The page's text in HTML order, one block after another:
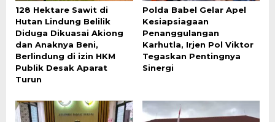
128 Hektare Sawit di
Hutan Lindung Belilik
Diduga Dikuasai Akiong
dan Anaknya Beni,
Berlindung di izin HKM
Publik Desak Aparat
Turun
Polda Babel Gelar Apel
Kesiapsiagaan
Penanggulangan
Karhutla, Irjen Pol Viktor
Tegaskan Pentingnya
Sinergi